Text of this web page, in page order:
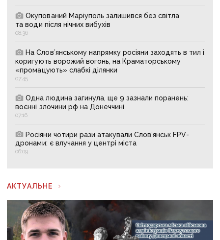
Окупований Маріуполь залишився без світла
та води після нічних вибухів
08:36
На Слов’янському напрямку росіяни заходять в тил і
коригують ворожий вогонь, на Краматорському
«промацують» слабкі ділянки
07:45
Одна людина загинула, ще 9 зазнали поранень:
воєнні злочини рф на Донеччині
07:16
Росіяни чотири рази атакували Слов’янськ FPV-
дронами: є влучання у центрі міста
06:09
АКТУАЛЬНЕ